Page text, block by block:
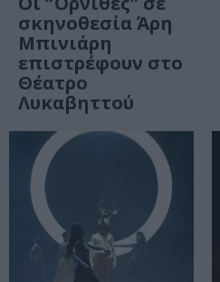
σκηνοθεσία Άρη
Μπινιάρη
επιστρέφουν στο
Θέατρο
Λυκαβηττού